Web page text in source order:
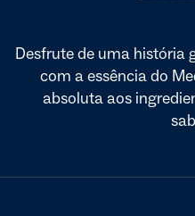
Desfrute de uma história
com a essência do
absoluta aos